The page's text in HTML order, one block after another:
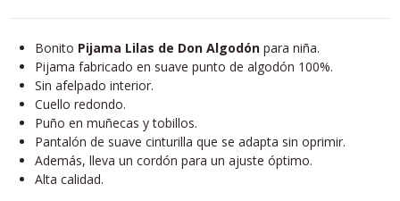
Bonito Pijama Lilas de Don Algodónpara niña.
Pijama fabricado en suave punto de algodón 100%.
Sin afelpado interior.
Cuello redondo.
Puño en muñecas y tobillos.
Pantalón de suave cinturilla que se adapta sin oprimir.
Además, lleva un cordón para un ajuste óptimo.
Alta calidad.